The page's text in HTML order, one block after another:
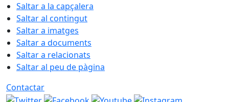
Saltar a la capçalera
Saltar al contingut
Saltar a imatges
Saltar a documents
Saltar a relacionats
Saltar al peu de pàgina
Contactar